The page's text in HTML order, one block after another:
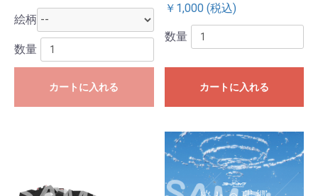
絵柄
数量
カートに入れる
￥1,000 (税込)
数量
カートに入れる